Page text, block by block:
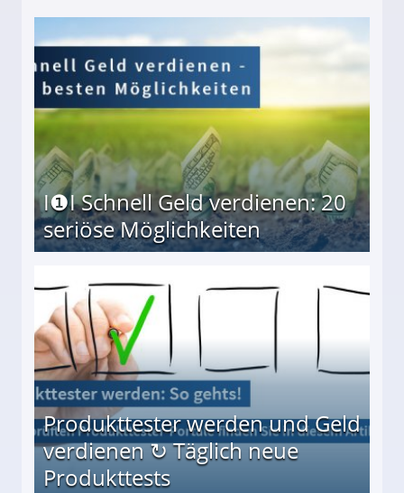
I❶I Schnell Geld verdienen: 20
seriöse Möglichkeiten
Produkttester werden und Geld
verdienen ↻ Täglich neue
Produkttests